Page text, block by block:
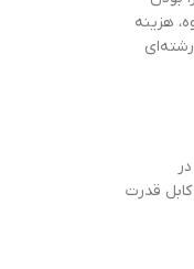
هزینه‌
قدرت